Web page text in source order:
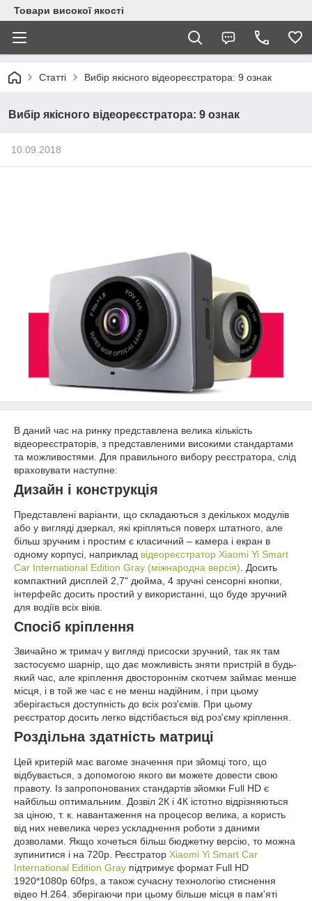
Товари високої якості
Статті Вибір якісного відеореєстратора: 9 ознак
Вибір якісного відеореєстратора: 9 ознак
10.09.2018
В даний час на ринку представлена велика кількість
відеореєстраторів, з представленими високими стандартами
та можливостями. Для правильного вибору реєстратора, слід
враховувати наступне:
Дизайн і конструкція
Представлені варіанти, що складаються з декількох модулів
або у вигляді дзеркал, які кріпляться поверх штатного, але
більш зручним і простим є класичний – камера і екран в
одному корпусі, наприклад відеореєстратор Xiaomi Yi Smart
Car International Edition Gray (міжнародна версія) . Досить
компактний дисплей 2,7" дюйма, 4 зручні сенсорні кнопки,
інтерфейс досить простий у використанні, що буде зручний
для водіїв всіх віків.
Спосіб кріплення
Звичайно ж тримач у вигляді присоски зручний, так як там
застосуємо шарнір, що дає можливість зняти пристрій в будь-
який час, але кріплення двостороннім скотчем займає менше
місця, і в той же час є не менш надійним, і при цьому
зберігається доступність до всіх роз'ємів. При цьому
реєстратор досить легко відстібається від роз'єму кріплення.
Роздільна здатність матриці
Цей критерій має вагоме значення при зйомці того, що
відбувається, з допомогою якого ви можете довести свою
правоту. Із запропонованих стандартів зйомки Full HD є
найбільш оптимальним. Дозвіл 2К і 4К істотно відрізняються
за ціною, т. к. навантаження на процесор велика, а користь
від них невелика через ускладнення роботи з даними
дозволами. Якщо хочеться більш бюджетну версію, то можна
зупинитися і на 720р. Реєстратор Xiaomi Yi Smart Car
International Edition Gray підтримує формат Full HD
1920*1080p 60fps, а також сучасну технологію стиснення
відео Н.264. зберігаючи при цьому більше місця в пам'яті